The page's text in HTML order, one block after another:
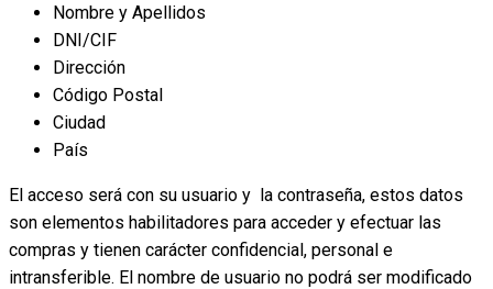
Nombre y Apellidos
DNI/CIF
Dirección
Código Postal
Ciudad
País
El acceso será con su usuario y la contraseña, estos datos
son elementos habilitadores para acceder y efectuar las
compras y tienen carácter confidencial, personal e
intransferible. El nombre de usuario no podrá ser modificado